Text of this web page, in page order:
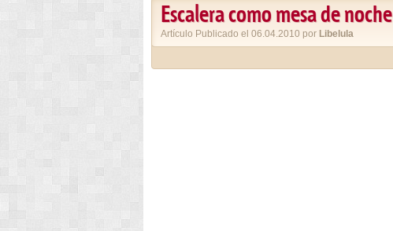
Escalera como mesa de noche
Artículo Publicado el 06.04.2010 por Libelula